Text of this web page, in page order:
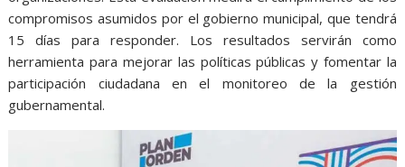
compromisos asumidos por el gobierno municipal, que tendrá
15 días para responder. Los resultados servirán como
herramienta para mejorar las políticas públicas y fomentar la
participación ciudadana en el monitoreo de la gestión
gubernamental.